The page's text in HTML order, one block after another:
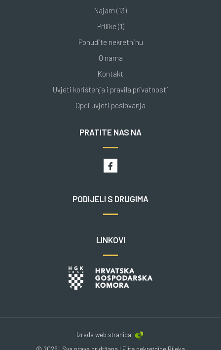
Najam (13)
Prilike (1)
Ponudite nekretninu
O nama
Kontakt
Uvjeti korištenja i pravila privatnosti
Opći uvjeti poslovanja
PRATITE NAS NA
PODIJELI S DRUGIMA
LINKOVI
Izrada web stranica